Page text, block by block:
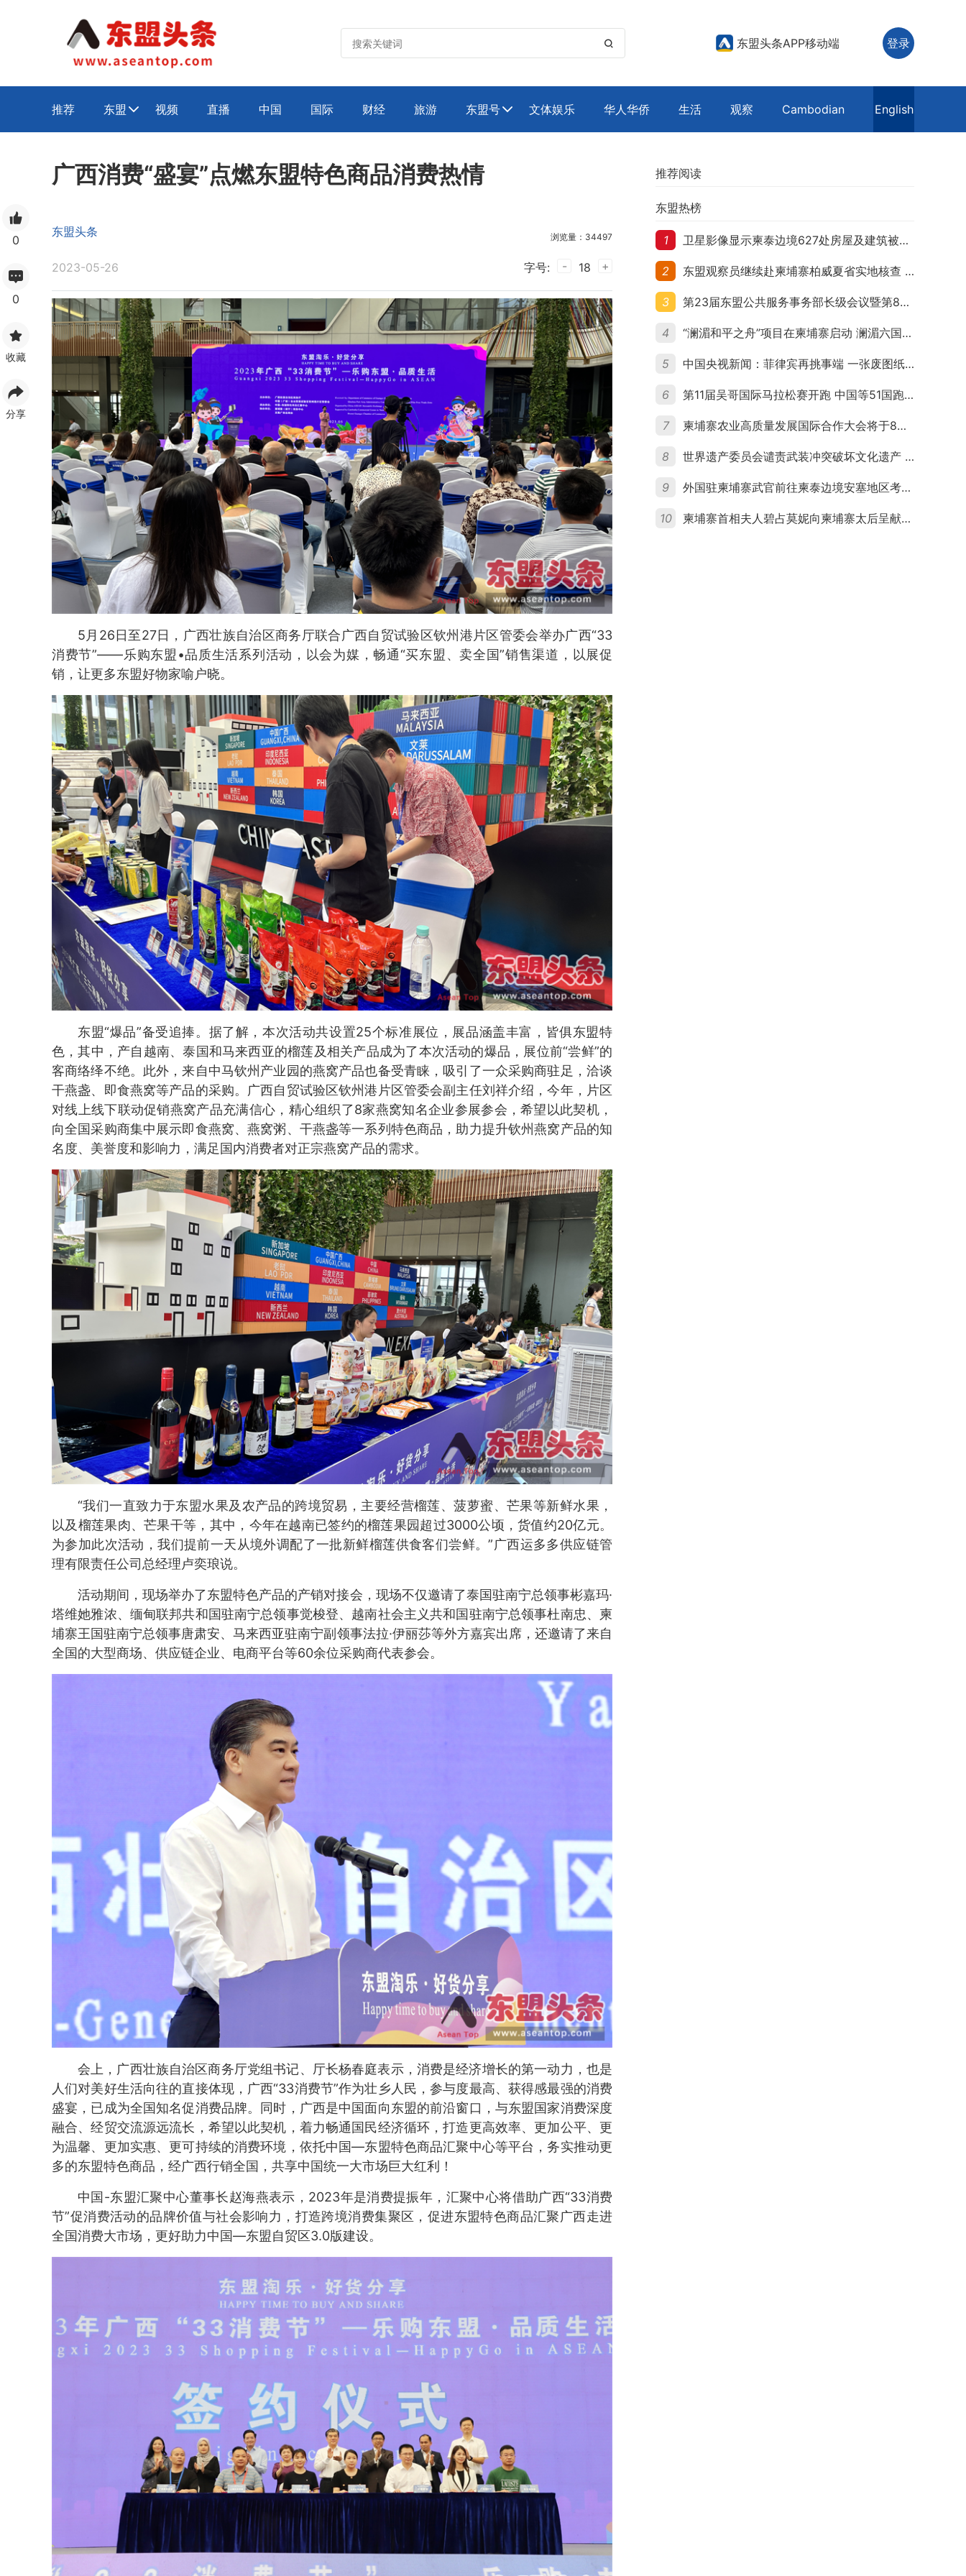
 东盟头条APP移动端 登录
推荐 东盟  视频 直播 中国 国际 财经 旅游 东盟号 文体娱乐 华人华侨 生活 观察 Cambodian English
0
0
收藏
分享
广西消费“盛宴”点燃东盟特色商品消费热情
东盟头条 浏览量：34497
2023-05-26 字号: - 18 +
5月26日至27日，广西壮族自治区商务厅联合广西自贸试验区钦州港片区管委会举办广西“33
消费节”——乐购东盟•品质生活系列活动，以会为媒，畅通“买东盟、卖全国”销售渠道，以展促
销，让更多东盟好物家喻户晓。
东盟“爆品”备受追捧。据了解，本次活动共设置25个标准展位，展品涵盖丰富，皆俱东盟特
色，其中，产自越南、泰国和马来西亚的榴莲及相关产品成为了本次活动的爆品，展位前“尝鲜”的
客商络绎不绝。此外，来自中马钦州产业园的燕窝产品也备受青睐，吸引了一众采购商驻足，洽谈
干燕盏、即食燕窝等产品的采购。广西自贸试验区钦州港片区管委会副主任刘祥介绍，今年，片区
对线上线下联动促销燕窝产品充满信心，精心组织了8家燕窝知名企业参展参会，希望以此契机，
向全国采购商集中展示即食燕窝、燕窝粥、干燕盏等一系列特色商品，助力提升钦州燕窝产品的知
名度、美誉度和影响力，满足国内消费者对正宗燕窝产品的需求。
“我们一直致力于东盟水果及农产品的跨境贸易，主要经营榴莲、菠萝蜜、芒果等新鲜水果，
以及榴莲果肉、芒果干等，其中，今年在越南已签约的榴莲果园超过3000公顷，货值约20亿元。
为参加此次活动，我们提前一天从境外调配了一批新鲜榴莲供食客们尝鲜。”广西运多多供应链管
理有限责任公司总经理卢奕琅说。
活动期间，现场举办了东盟特色产品的产销对接会，现场不仅邀请了泰国驻南宁总领事彬嘉玛·
塔维她雅浓、缅甸联邦共和国驻南宁总领事觉梭登、越南社会主义共和国驻南宁总领事杜南忠、柬
埔寨王国驻南宁总领事唐肃安、马来西亚驻南宁副领事法拉·伊丽莎等外方嘉宾出席，还邀请了来自
全国的大型商场、供应链企业、电商平台等60余位采购商代表参会。
会上，广西壮族自治区商务厅党组书记、厅长杨春庭表示，消费是经济增长的第一动力，也是
人们对美好生活向往的直接体现，广西“33消费节”作为壮乡人民，参与度最高、获得感最强的消费
盛宴，已成为全国知名促消费品牌。同时，广西是中国面向东盟的前沿窗口，与东盟国家消费深度
融合、经贸交流源远流长，希望以此契机，着力畅通国民经济循环，打造更高效率、更加公平、更
为温馨、更加实惠、更可持续的消费环境，依托中国—东盟特色商品汇聚中心等平台，务实推动更
多的东盟特色商品，经广西行销全国，共享中国统一大市场巨大红利！
中国-东盟汇聚中心董事长赵海燕表示，2023年是消费提振年，汇聚中心将借助广西“33消费
节”促消费活动的品牌价值与社会影响力，打造跨境消费集聚区，促进东盟特色商品汇聚广西走进
全国消费大市场，更好助力中国—东盟自贸区3.0版建设。
推荐阅读
东盟热榜
1 卫星影像显示柬泰边境627处房屋及建筑被夷平 人权组织呼吁保护平民财产
2 东盟观察员继续赴柬埔寨柏威夏省实地核查 走访遭袭柬埔寨平民村庄
3 第23届东盟公共服务事务部长级会议暨第8届东盟与中日韩公共服务事务部长级会议在柬埔寨暹粒开幕
4 “澜湄和平之舟”项目在柬埔寨启动 澜湄六国青年共话和平与发展
5 中国央视新闻：菲律宾再挑事端 一张废图纸划不走中国黄岩岛
6 第11届吴哥国际马拉松赛开跑 中国等51国跑者齐聚暹粒
7 柬埔寨农业高质量发展国际合作大会将于8月20日举行
8 世界遗产委员会谴责武装冲突破坏文化遗产 柬埔寨呼吁依法追责并加强国际合作
9 外国驻柬埔寨武官前往柬泰边境安塞地区考察 柬方介绍“危险握手”事件及边境情况
10 柬埔寨首相夫人碧占莫妮向柬埔寨太后呈献世界女童军“卓越领袖奖”